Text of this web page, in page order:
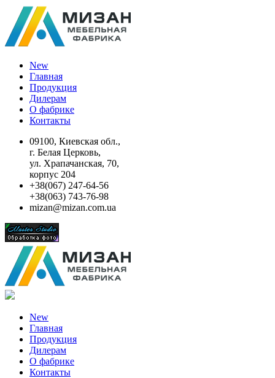
New
Главная
Продукция
Дилерам
О фабрике
Контакты
09100, Киевская обл.,
г. Белая Церковь,
ул. Храпачанская, 70,
корпус 204
+38(067) 247-64-56
+38(063) 743-76-98
mizan@mizan.com.ua
New
Главная
Продукция
Дилерам
О фабрике
Контакты